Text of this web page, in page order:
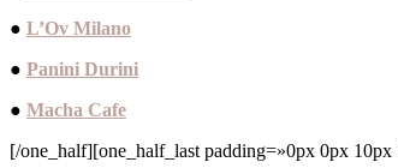
● L’Ov Milano
● Panini Durini
● Macha Cafe
[/one_half][one_half_last padding=»0px 0px 10px